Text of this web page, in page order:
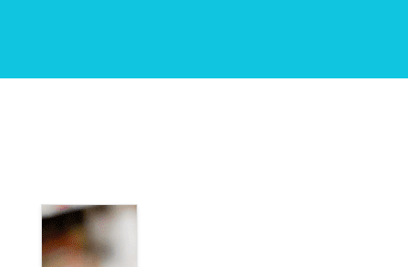
Fes un donatiu
Treballa amb nosaltres